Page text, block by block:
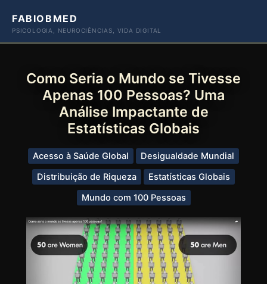
paraFABIOBMED
PSICOLOGIA, NEUROCIÊNCIAS, VIDA DIGITAL
Como Seria o Mundo se Tivesse
Apenas 100 Pessoas? Uma
Análise Impactante de
Estatísticas Globais
Acesso à Saúde Global
Desigualdade Mundial
Distribuição de Riqueza
Estatísticas Globais
Mundo com 100 Pessoas